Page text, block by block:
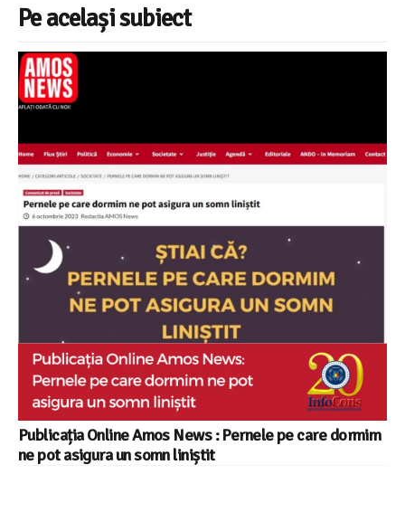
Pe același subiect
Publicația Online Amos News : Pernele pe care dormim
ne pot asigura un somn liniștit